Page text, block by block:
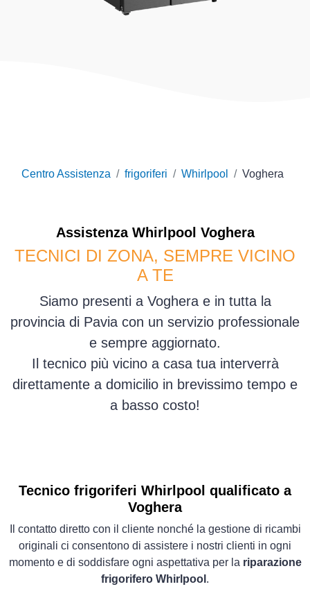
Centro Assistenza frigoriferi Whirlpool Voghera
Assistenza Whirlpool Voghera
TECNICI DI ZONA, SEMPRE VICINO
A TE
Siamo presenti a Voghera e in tutta la
provincia di Pavia con un servizio professionale
e sempre aggiornato.
Il tecnico più vicino a casa tua interverrà
direttamente a domicilio in brevissimo tempo e
a basso costo!
Tecnico frigoriferi Whirlpool qualificato a
Voghera
Il contatto diretto con il cliente nonché la gestione di ricambi
originali ci consentono di assistere i nostri clienti in ogni
momento e di soddisfare ogni aspettativa per la riparazione
frigorifero Whirlpool .